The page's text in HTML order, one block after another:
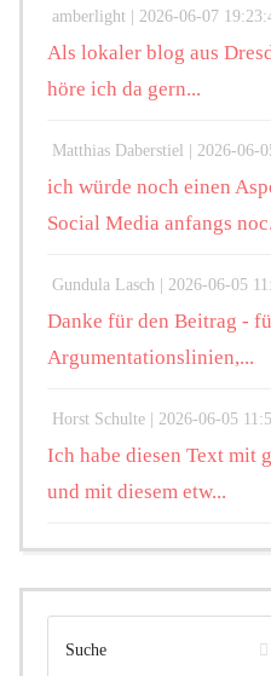
amberlight | 2026-06-07
Als lokaler blog aus
höre ich da gern...
Matthias Daberstiel | 2026-06-
ich würde noch einen
Social Media anfangs
Gundula Lasch | 2026-06-05
Danke für den Beitrag -
Argumentationslinien,...
Horst Schulte | 2026-06-05
Ich habe diesen Text mit
und mit diesem etw...